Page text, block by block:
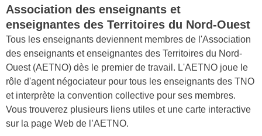
Association des enseignants et
enseignantes des Territoires du Nord-Ouest
Tous les enseignants deviennent membres de l'Association
des enseignants et enseignantes des Territoires du Nord-
Ouest (AETNO) dès le premier de travail. L'AETNO joue le
rôle d'agent négociateur pour tous les enseignants des TNO
et interprète la convention collective pour ses membres.
Vous trouverez plusieurs liens utiles et une carte interactive
sur la page Web de l’AETNO.